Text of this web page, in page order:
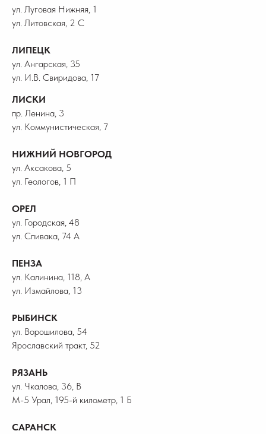
ул. Луговая Нижняя, 1
ул. Литовская, 2 С
ЛИПЕЦК
ул. Ангарская, 35
ул. И.В. Свиридова, 17
ЛИСКИ
пр. Ленина, 3
ул. Коммунистическая, 7
НИЖНИЙ НОВГОРОД
ул. Аксакова, 5
ул. Геологов, 1 П
ОРЕЛ
ул. Городская, 48
ул. Спивака, 74 А
ПЕНЗА
ул. Калинина, 118, А
ул. Измайлова, 13
РЫБИНСК
ул. Ворошилова, 54
Ярославский тракт, 52
РЯЗАНЬ
ул. Чкалова, 36, В
М-5 Урал, 195-й километр, 1 Б
САРАНСК